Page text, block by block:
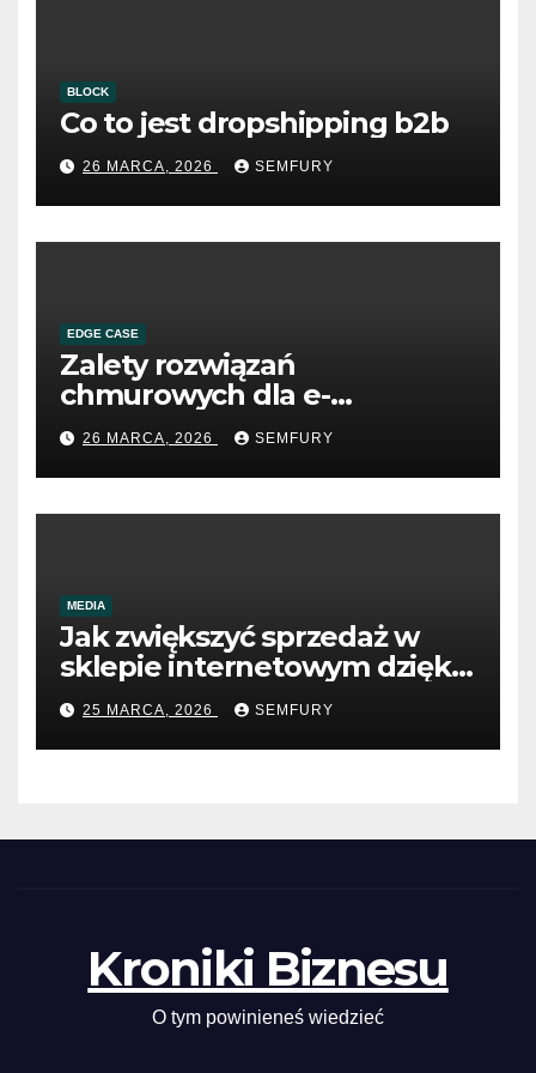
BLOCK
Co to jest dropshipping b2b
26 MARCA, 2026 SEMFURY
EDGE CASE
Zalety rozwiązań
chmurowych dla e-
commerce B2B
26 MARCA, 2026 SEMFURY
MEDIA
Jak zwiększyć sprzedaż w
sklepie internetowym dzięki
SEO
25 MARCA, 2026 SEMFURY
Kroniki Biznesu
O tym powinieneś wiedzieć